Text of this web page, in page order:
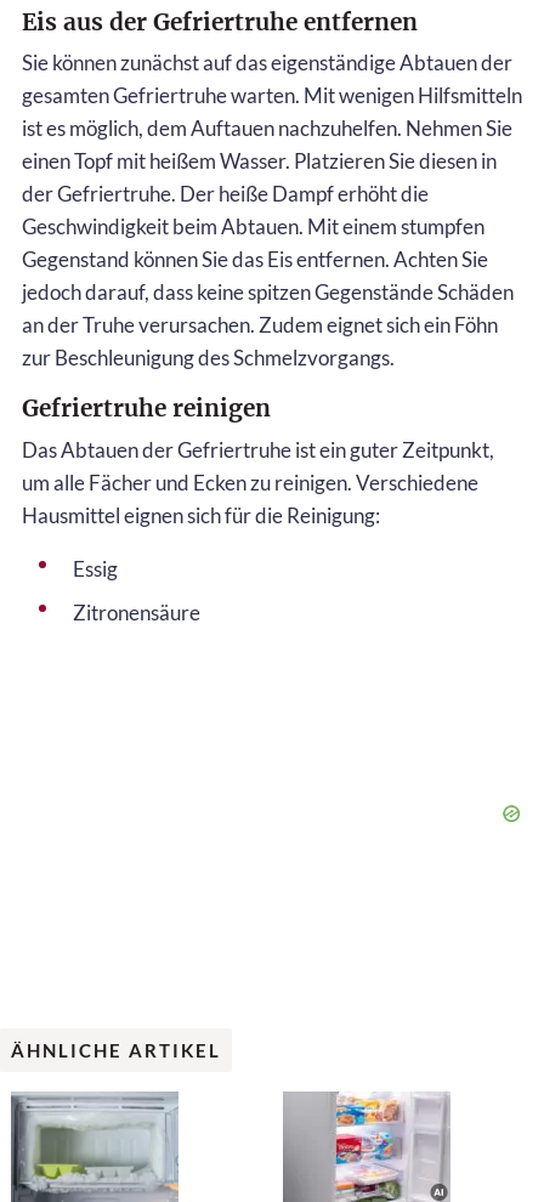
Eis aus der Gefriertruhe entfernen
Sie können zunächst auf das eigenständige Abtauen der
gesamten Gefriertruhe warten. Mit wenigen Hilfsmitteln
ist es möglich, dem Auftauen nachzuhelfen. Nehmen Sie
einen Topf mit heißem Wasser. Platzieren Sie diesen in
der Gefriertruhe. Der heiße Dampf erhöht die
Geschwindigkeit beim Abtauen. Mit einem stumpfen
Gegenstand können Sie das Eis entfernen. Achten Sie
jedoch darauf, dass keine spitzen Gegenstände Schäden
an der Truhe verursachen. Zudem eignet sich ein Föhn
zur Beschleunigung des Schmelzvorgangs.
Gefriertruhe reinigen
Das Abtauen der Gefriertruhe ist ein guter Zeitpunkt,
um alle Fächer und Ecken zu reinigen. Verschiedene
Hausmittel eignen sich für die Reinigung:
Essig
Zitronensäure
ÄHNLICHE ARTIKEL